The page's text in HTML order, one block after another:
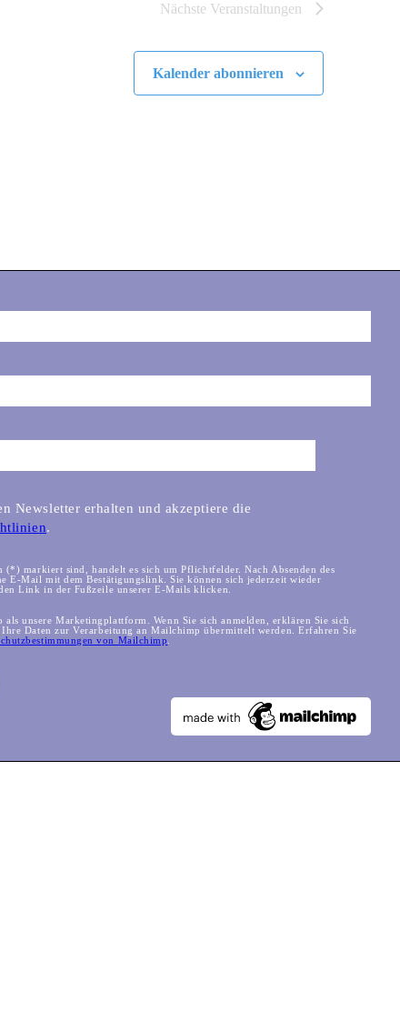
Nächste Veranstaltungen
Kalender abonnieren
Newsletter erhalten und akzeptiere die
.
(*) markiert sind, handelt es sich um Pflichtfelder. Nach Absenden des
E-Mail mit dem Bestätigungslink. Sie können sich jederzeit wieder
Link in der Fußzeile unserer E-Mails klicken.
unsere Marketingplattform. Wenn Sie sich anmelden, erklären Sie sich
Ihre Daten zur Verarbeitung an Mailchimp übermittelt werden. Erfahren Sie
von Mailchimp